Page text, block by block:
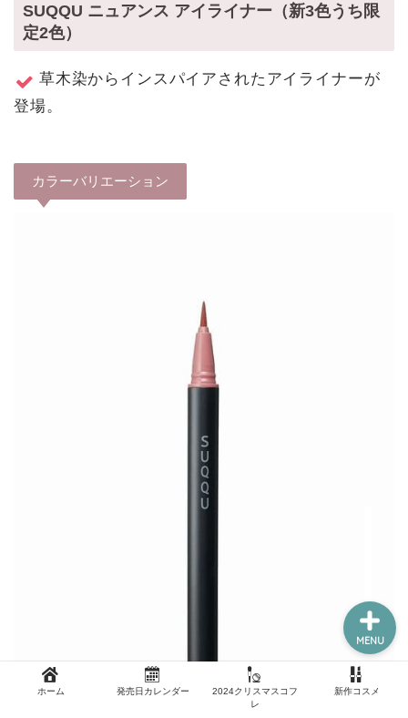
SUQQU ニュアンス アイライナー（新3色うち限
定2色）
草木染からインスパイアされたアイライナーが
登場。
カラーバリエーション
ホーム 発売日カレンダー
2024クリスマスコフ
レ
新作コスメ
MENU
クリスマスコフレ